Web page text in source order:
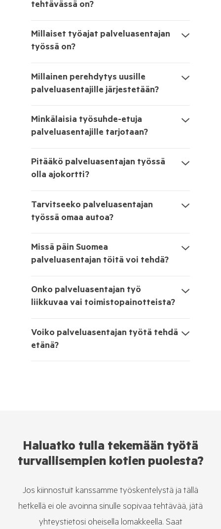
tehtävässä on?
Millaiset työajat palveluasentajan
työssä on?
Millainen perehdytys uusille
palveluasentajille järjestetään?
Minkälaisia työsuhde-etuja
palveluasentajille tarjotaan?
Pitääkö palveluasentajan työssä
olla ajokortti?
Tarvitseeko palveluasentajan
työssä omaa autoa?
Missä päin Suomea
palveluasentajan töitä voi tehdä?
Onko palveluasentajan työ
liikkuvaa vai toimistopainotteista?
Voiko palveluasentajan työtä tehdä
etänä?
Haluatko tulla tekemään työtä
turvallisempien kotien puolesta?
Jos kiinnostuit kanssamme työskentelystä ja tällä
hetkellä ei ole avoinna sinulle sopivaa tehtävää, jätä
yhteystietosi oheisella lomakkeella. Saat